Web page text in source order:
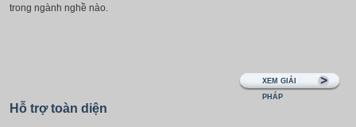
trong ngành nghề nào.
XEM GIẢI
PHÁP
Hỗ trợ toàn diện